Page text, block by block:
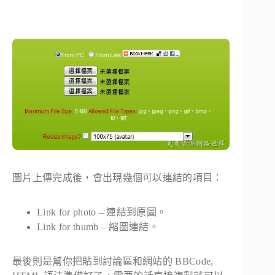
圖片上傳完成後，會出現幾個可以連結的項目：
Link for photo – 連結到原圖。
Link for thumb – 縮圖連結。
最後則是幫你把貼到討論區和網站的 BBCode,